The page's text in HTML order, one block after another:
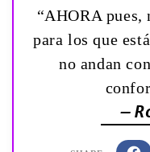
“AHORA pues,
para los que
no andan
—